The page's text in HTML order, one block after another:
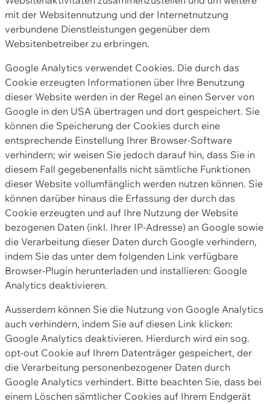
mit der Websitennutzung und der Internetnutzung
verbundene Dienstleistungen gegenüber dem
Websitenbetreiber zu erbringen.
Google Analytics verwendet Cookies. Die durch das
Cookie erzeugten Informationen über Ihre Benutzung
dieser Website werden in der Regel an einen Server von
Google in den USA übertragen und dort gespeichert. Sie
können die Speicherung der Cookies durch eine
entsprechende Einstellung Ihrer Browser-Software
verhindern; wir weisen Sie jedoch darauf hin, dass Sie in
diesem Fall gegebenenfalls nicht sämtliche Funktionen
dieser Website vollumfänglich werden nutzen können. Sie
können darüber hinaus die Erfassung der durch das
Cookie erzeugten und auf Ihre Nutzung der Website
bezogenen Daten (inkl. Ihrer IP-Adresse) an Google sowie
die Verarbeitung dieser Daten durch Google verhindern,
indem Sie das unter dem folgenden Link verfügbare
Browser-Plugin herunterladen und installieren: Google
Analytics deaktivieren.
Ausserdem können Sie die Nutzung von Google Analytics
auch verhindern, indem Sie auf diesen Link klicken:
Google Analytics deaktivieren. Hierdurch wird ein sog.
opt-out Cookie auf Ihrem Datenträger gespeichert, der
die Verarbeitung personenbezogener Daten durch
Google Analytics verhindert. Bitte beachten Sie, dass bei
einem Löschen sämtlicher Cookies auf Ihrem Endgerät